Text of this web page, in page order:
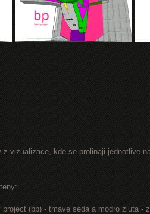
vizualizace, kde se prolinaji jednotlive
(bp) - tmave seda a modro zluta -